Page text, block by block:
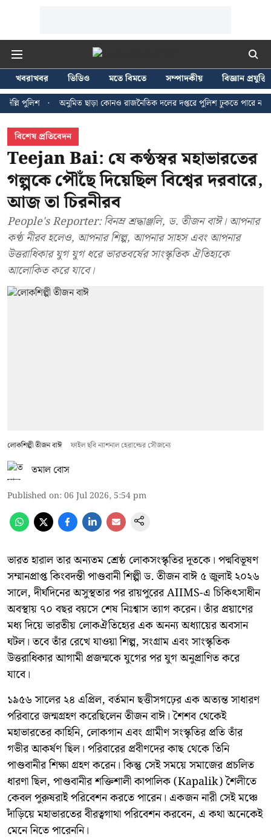
খবরাখবর ভিডিও মতে বিমতে সম্পাদকীয়
বিজ্ঞান প্রযুক্তি
পুলিশ
অনুমিত ছাড়া কোনও রাজনৈতিক দলের দপ্তরে পুলিশ ঢুকতে পারে না - জন
বিশেষ প্রতিবেদন
Teejan Bai: যে কণ্ঠস্বর মহাভারতের
গল্পকে পৌঁছে দিয়েছিল বিশ্বের দরবারে,
আজ তা চিরনীরব
People's Reporter: বিনম্র শ্রদ্ধাঞ্জলি, ড. তীজন বাঈ। আপনার
কণ্ঠ নীরব হলেও, আপনার শিল্প, আপনার সাহস এবং আপনার
উত্তরাধিকার যুগ যুগ ধরে ভারতবর্ষের সাংস্কৃতিক ঐতিহ্যকে
আলোকিত করে যাবে।
লোকশিল্পী তীজন বাঈ ফাইল ছবি ন্যাশনাল হেরাল্ডের সৌজন্যে
তমাল বোস
Published on:06 Jul 2026, 5:54 pm
ভারত হারাল তার অন্যতম শ্রেষ্ঠ লোকসংস্কৃতির দূতকে। পদ্মবিভূষণ
সম্মানপ্রাপ্ত কিংবদন্তী পাণ্ডবানী শিল্পী ড. তীজন বাঈ ৫ জুলাই ২০২৬
সালে, দীর্ঘদিনের অসুস্থতার পর রায়পুরের AIIMS-এ চিকিৎসাধীন
অবস্থায় ৭০ বছর বয়সে শেষ নিঃশ্বাস ত্যাগ করেন। তাঁর প্রয়াণের
মধ্য দিয়ে ভারতীয় লোকঐতিহ্যের এক অনন্য অধ্যায়ের অবসান
ঘটল। তবে তাঁর রেখে যাওয়া শিল্প, সংগ্রাম এবং সাংস্কৃতিক
উত্তরাধিকার আগামী প্রজন্মকে যুগের পর যুগ অনুপ্রাণিত করে
যাবে।
১৯৫৬ সালের ২৪ এপ্রিল, বর্তমান ছত্তীসগঢ়ের এক অত্যন্ত সাধারণ
পরিবারে জন্মগ্রহণ করেছিলেন তীজন বাঈ। শৈশব থেকেই
মহাভারতের কাহিনি, লোকগান এবং গ্রামীণ সংস্কৃতির প্রতি তাঁর
গভীর আকর্ষণ ছিল। পরিবারের প্রবীণদের কাছ থেকে তিনি
পাণ্ডবানীর শিক্ষা গ্রহণ করেন। কিন্তু সেই সময়ে সমাজের প্রচলিত
ধারণা ছিল, পাণ্ডবানীর শক্তিশালী কাপালিক (Kapalik) শৈলীতে
কেবল পুরুষরাই পরিবেশন করতে পারেন। একজন নারী সেই মঞ্চে
দাঁড়িয়ে মহাভারতের বীরত্বগাথা পরিবেশন করবেন, এ কথা অনেকেই
মেনে নিতে পারেননি।